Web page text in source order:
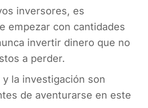
inversores, es
empezar con cantidades
invertir dinero que no
a perder.
y la investigación son
de aventurarse en este